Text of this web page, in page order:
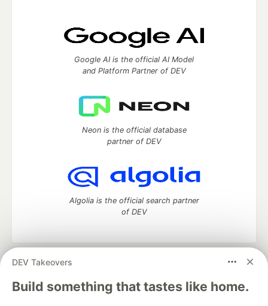
DEV Takeovers
Build something that tastes like home.
Google AI is the official AI Model
and Platform Partner of DEV
Neon is the official database
partner of DEV
Algolia is the official search partner
of DEV
DEV Community
— A space to discuss and keep up software
development and manage your software career
Home
DEV Challenges DEV++
Videos